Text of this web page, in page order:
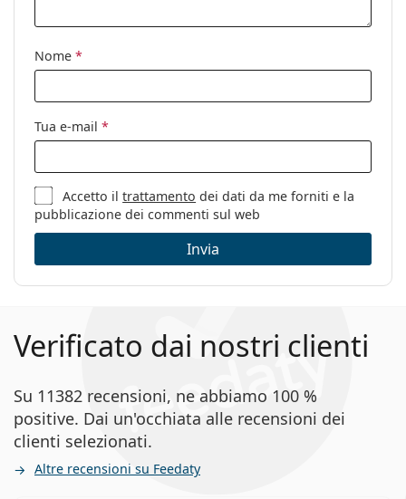
Codice:
1014/S 807 HA 64
Nome *
Tua e-mail *
Accetto iltrattamento dei dati da me forniti e la
pubblicazione dei commenti sul web
Invia
Verificato dai nostri clienti
Su 11382 recensioni, ne abbiamo 100 %
positive. Dai un'occhiata alle recensioni dei
clienti selezionati.
Altre recensioni su Feedaty